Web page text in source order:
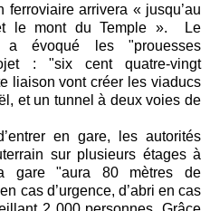
ferroviaire arrivera « jusqu’au
le mont du Temple ».
Le
a évoqué les "prouesses
: "six cent quatre-vingt
liaison vont créer les viaducs
et un tunnel à deux voies de
en gare, les autorités
sur plusieurs étages à
gare "aura 80 mètres de
cas d’urgence, d’abri en cas